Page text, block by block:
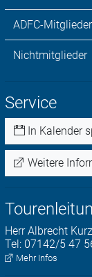
ADFC-Mitglieder
Nichtmitglieder
Service
In Kalender
Weitere
Herr Albrecht Kurz
Tel: 07142/5 47
Mehr Infos